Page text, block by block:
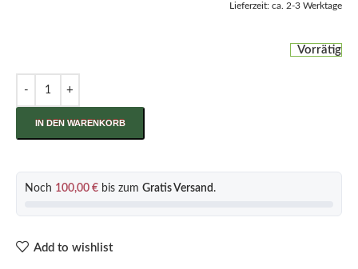
Lieferzeit: ca. 2-3 Werktage
Vorrätig
IN DEN WARENKORB
Noch 100,00 € bis zum Gratis Versand .
Add to wishlist